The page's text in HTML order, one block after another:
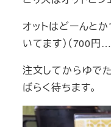
オットはどーんと
いてます）（700円
注文してからゆで
ばらく待ちます。